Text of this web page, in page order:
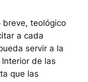
breve, teológico
a cada
servir a la
de las
que las